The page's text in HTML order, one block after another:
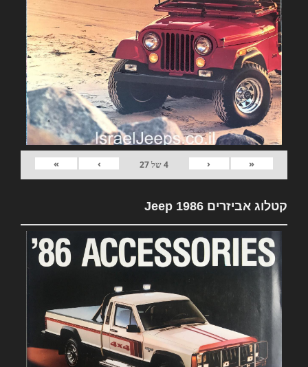
«
‹
4של27
›
»
קטלוג אביזרים Jeep 1986